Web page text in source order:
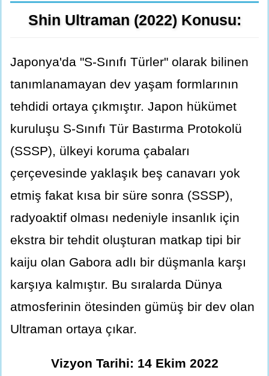
Shin Ultraman (2022) Konusu:
Japonya'da "S-Sınıfı Türler" olarak bilinen
tanımlanamayan dev yaşam formlarının
tehdidi ortaya çıkmıştır. Japon hükümet
kuruluşu S-Sınıfı Tür Bastırma Protokolü
(SSSP), ülkeyi koruma çabaları
çerçevesinde yaklaşık beş canavarı yok
etmiş fakat kısa bir süre sonra (SSSP),
radyoaktif olması nedeniyle insanlık için
ekstra bir tehdit oluşturan matkap tipi bir
kaiju olan Gabora adlı bir düşmanla karşı
karşıya kalmıştır. Bu sıralarda Dünya
atmosferinin ötesinden gümüş bir dev olan
Ultraman ortaya çıkar.
Vizyon Tarihi: 14 Ekim 2022